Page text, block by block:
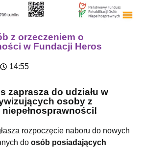
z orzeczeniem o
w Fundacji Heros
14:55
zaprasza do udziału w
osoby z
rozpoczęcie naboru do nowych
do osób posiadających